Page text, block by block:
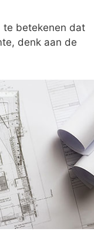
te betekenen dat
denk aan de